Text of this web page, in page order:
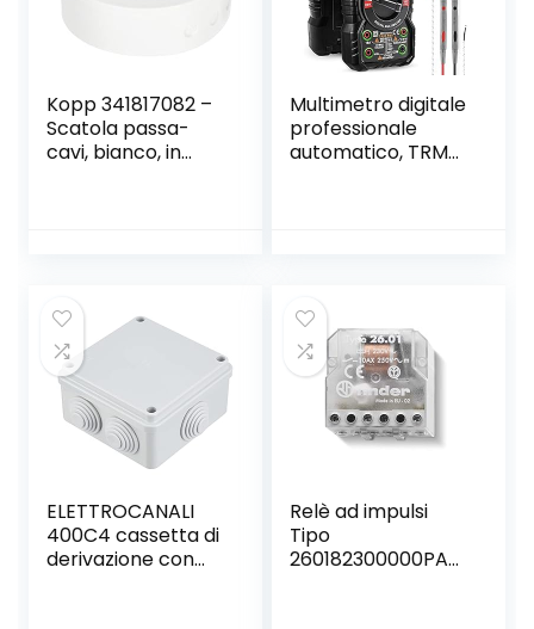
Kopp 341817082 –
Scatola passa-
cavi, bianco, in
Multimetro digitale
professionale
automatico, TRMS
Capacità /
Temperatura /
Frequenza –
KAIWEETS
ELETTROCANALI
400C4 cassetta di
derivazione con
Relè ad impulsi
Tipo
260182300000PAS